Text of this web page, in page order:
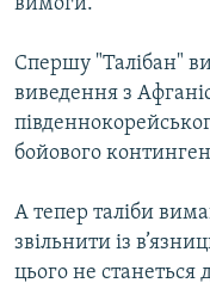
Спершу "Талібан"
виведення з
бойового
А тепер таліби
звільнити із
цього не станеться